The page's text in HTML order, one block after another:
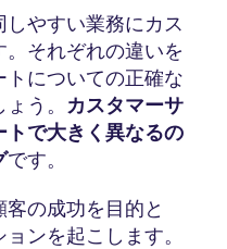
やすい業務にカス
それぞれの違いを
についての正確な
う。 カスタマーサ
トで大きく異なるの
です。
の成功を目的と
ンを起こします。